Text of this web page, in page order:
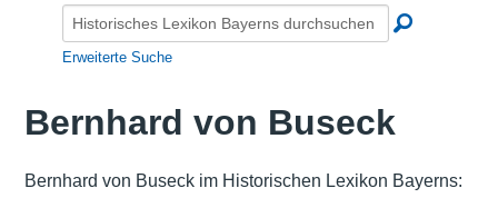
Erweiterte Suche
Bernhard von Buseck
Bernhard von Buseck im Historischen Lexikon Bayerns: